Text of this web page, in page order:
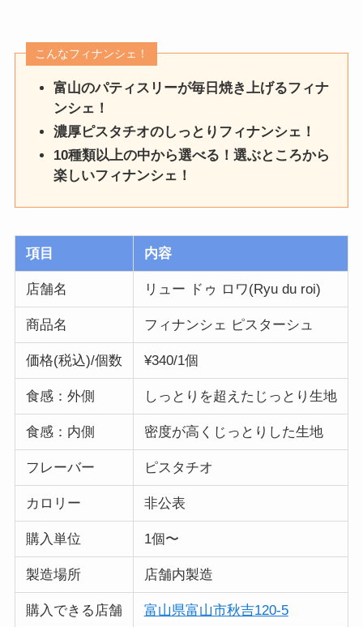
こんなフィナンシェ！
富山のパティスリーが毎日焼き上げるフィナ
ンシェ！
濃厚ピスタチオのしっとりフィナンシェ！
10種類以上の中から選べる！選ぶところから
楽しいフィナンシェ！
項目 内容
店舗名 リュー ドゥ ロワ(Ryu du roi)
商品名 フィナンシェ ピスターシュ
価格(税込)/個数 ¥340/1個
食感：外側 しっとりを超えたじっとり生地
食感：内側 密度が高くじっとりした生地
フレーバー ピスタチオ
カロリー 非公表
購入単位 1個〜
製造場所 店舗内製造
購入できる店舗 富山県富山市秋吉120-5